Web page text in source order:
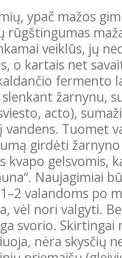
ypač mažos
rūgštingumas
veiklūs, jų
o kartais net
fermento
žarnynu,
acto),
vandens. Tuomet
girdėti
kvapo gelsvomis,
Naujagimiai
valandoms po
vėl nori valgyti.
svorio.
nėra skysčių